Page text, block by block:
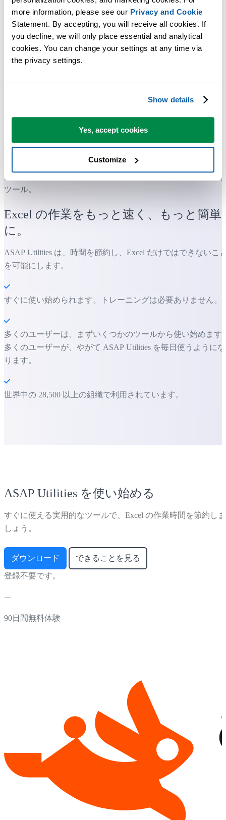
more information, please see our Privacy and Cookie
Statement. By accepting, you will receive all cookies. If
you decline, we will only place essential and analytical
cookies. You can change your settings at any time via
the privacy settings.
Show details
Yes, accept cookies
Customize
多くの Excel ユーザーが Excel に標準搭載してほしい実用的な
ツール。
Excel の作業をもっと速く、もっと簡単
に。
ASAP Utilities は、時間を節約し、Excel だけではできないこ
を可能にします。
すぐに使い始められます。トレーニングは必要ありません。
多くのユーザーは、まずいくつかのツールから使い始めます
多くのユーザーが、やがて ASAP Utilities を毎日使うようにな
ります。
世界中の 28,500 以上の組織で利用されています。
ASAP Utilities を使い始める
すぐに使える実用的なツールで、Excel の作業時間を節約しま
しょう。
ダウンロード できることを見る
登録不要です。
90日間無料体験